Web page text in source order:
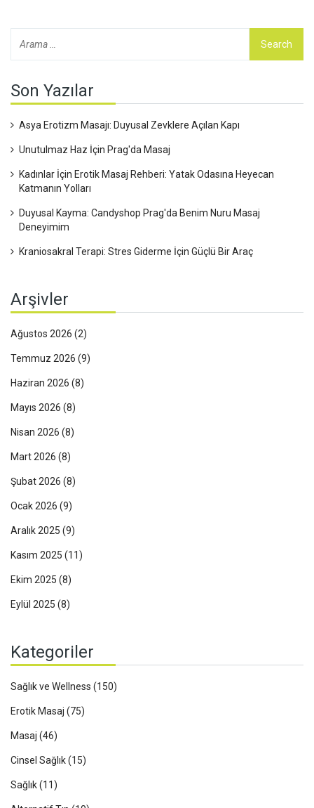
Son Yazılar
Asya Erotizm Masajı: Duyusal Zevklere Açılan Kapı
Unutulmaz Haz İçin Prag'da Masaj
Kadınlar İçin Erotik Masaj Rehberi: Yatak Odasına Heyecan
Katmanın Yolları
Duyusal Kayma: Candyshop Prag'da Benim Nuru Masaj
Deneyimim
Kraniosakral Terapi: Stres Giderme İçin Güçlü Bir Araç
Arşivler
Ağustos 2026 (2)
Temmuz 2026 (9)
Haziran 2026 (8)
Mayıs 2026 (8)
Nisan 2026 (8)
Mart 2026 (8)
Şubat 2026 (8)
Ocak 2026 (9)
Aralık 2025 (9)
Kasım 2025 (11)
Ekim 2025 (8)
Eylül 2025 (8)
Kategoriler
Sağlık ve Wellness (150)
Erotik Masaj (75)
Masaj (46)
Cinsel Sağlık(15)
Sağlık(11)